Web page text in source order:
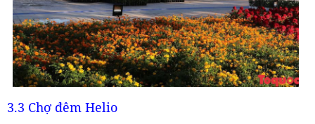
3.3 Chợ đêm Helio